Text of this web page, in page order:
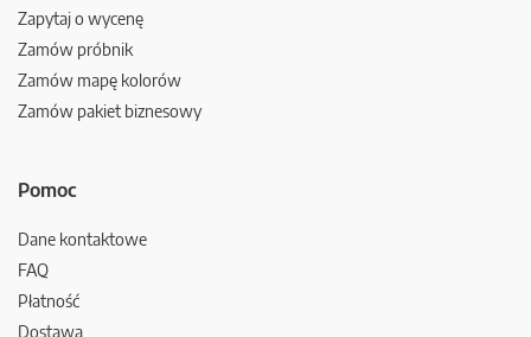
Zapytaj o wycenę
Zamów próbnik
Zamów mapę kolorów
Zamów pakiet biznesowy
Pomoc
Dane kontaktowe
FAQ
Płatność
Dostawa